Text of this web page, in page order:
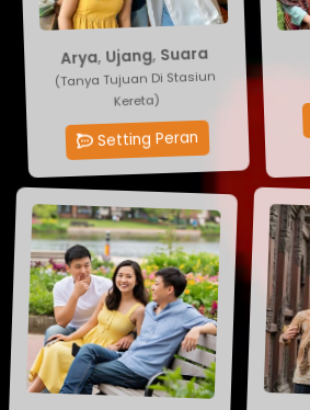
Arya, Ujang, Suara
(Tanya Tujuan Di Stasiun
Kereta)
Setting Peran